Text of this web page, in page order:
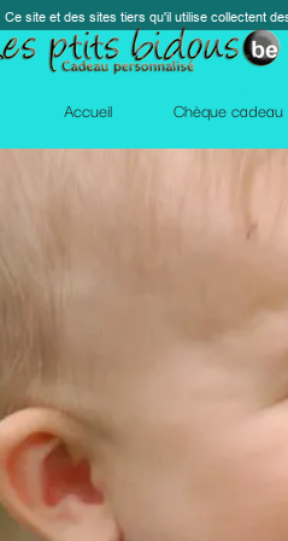
SOLDES et Promos
cookies pour les fonctionnalités suivantes :